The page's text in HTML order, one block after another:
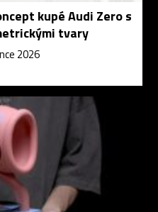
kupé Audi Zero s
tvary
2026